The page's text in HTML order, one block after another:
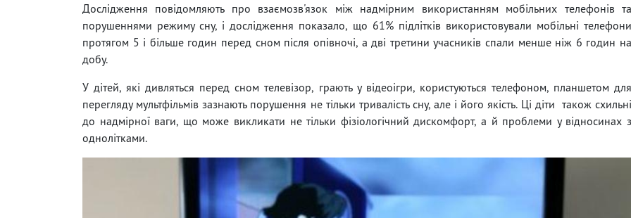
Дослідження повідомляють про взаємозв'язок між надмірним використанням мобільних телефонів та
порушеннями режиму сну, і дослідження показало, що 61% підлітків використовували мобільні телефони
протягом 5 і більше годин перед сном після опівночі, а дві третини учасників спали менше ніж 6 годин на
добу.
У дітей, які дивляться перед сном телевізор, грають у відеоігри, користуються телефоном, планшетом для
перегляду мультфільмів зазнають порушення не тільки тривалість сну, але і його якість. Ці діти також схильні
до надмірної ваги, що може викликати не тільки фізіологічний дискомфорт, а й проблеми у відносинах з
однолітками.